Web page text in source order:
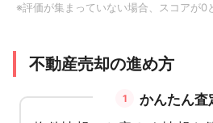
※評価が集まっていない場合、スコアが0
不動産売却の進め方
1
かんたん査